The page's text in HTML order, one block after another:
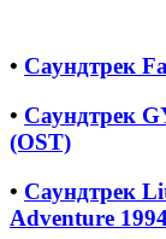
• Саундтрек
• Саундтрек
(OST)
• Саундтрек
Adventure